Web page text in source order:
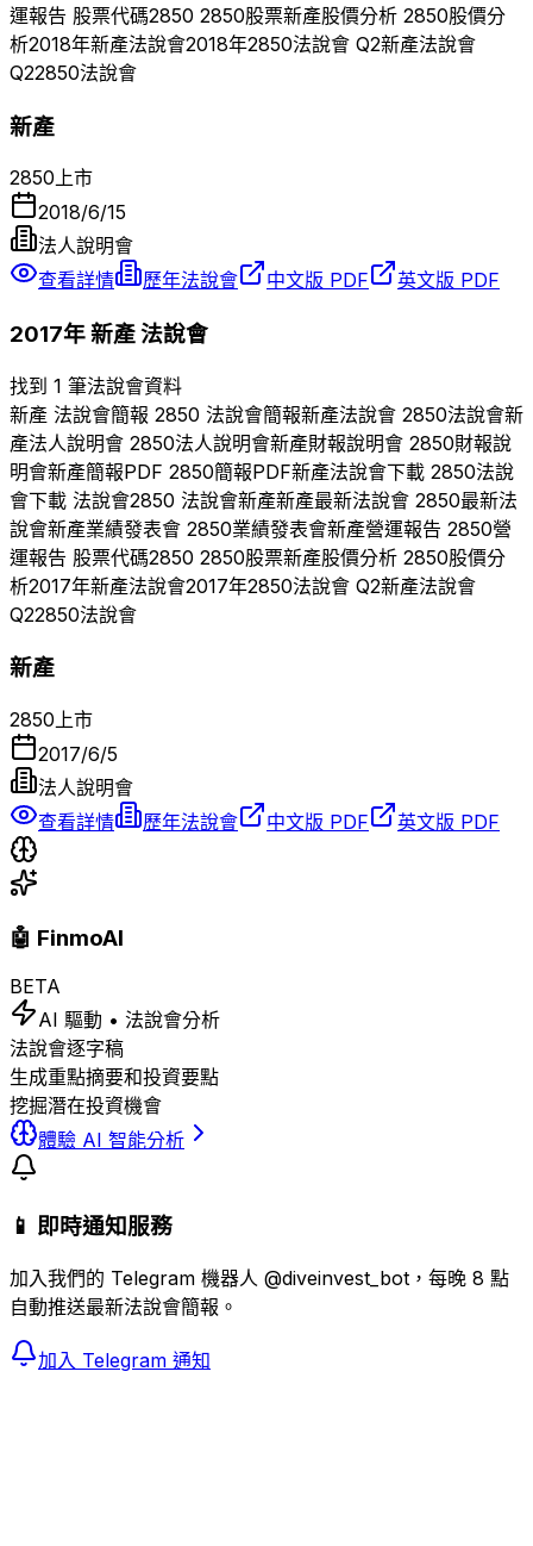
運報告 股票代碼2850 2850股票新產股價分析 2850股價分
析2018年新產法說會2018年2850法說會 Q2新產法說會
Q22850法說會
新產
2850上市
2018/6/15
法人說明會
查看詳情
歷年法說會 中文版 PDF 英文版 PDF
2017年新產法說會
找到 1 筆法說會資料
新產 法說會簡報 2850 法說會簡報新產法說會 2850法說會新
產法人說明會 2850法人說明會新產財報說明會 2850財報說
明會新產簡報PDF 2850簡報PDF新產法說會下載 2850法說
會下載 法說會2850 法說會新產新產最新法說會 2850最新法
說會新產業績發表會 2850業績發表會新產營運報告 2850營
運報告 股票代碼2850 2850股票新產股價分析 2850股價分
析2017年新產法說會2017年2850法說會 Q2新產法說會
Q22850法說會
新產
2850上市
2017/6/5
法人說明會
查看詳情
歷年法說會 中文版 PDF 英文版 PDF
🤖 FinmoAI
BETA
AI 驅動 • 法說會分析
法說會逐字稿
生成重點摘要和投資要點
挖掘潛在投資機會
體驗 AI 智能分析
📱 即時通知服務
加入我們的 Telegram 機器人 @diveinvest_bot，每晚 8 點
自動推送最新法說會簡報。
加入 Telegram 通知